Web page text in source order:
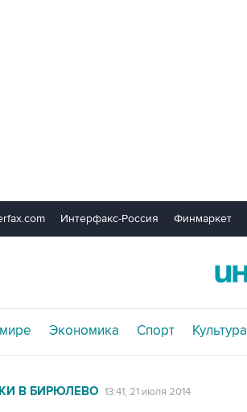
Интерфакс-Россия Финмаркет
Экономика Спорт Культура
В БИРЮЛЕВО 13:41, 21 июля 2014